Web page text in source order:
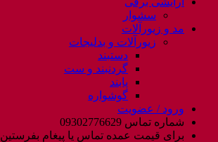
سشوار
مد و زیورآلات
زیورآلات و بدلیجات
دستبند
گردنبند و ست
پابند
گوشواره
ورود / عضویت
شماره تماس 09302776629
برای قیمت عمده تماس یا پیغام بفرستین